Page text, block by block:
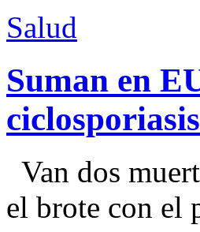
Salud
Suman en
Van dos
el brote con el